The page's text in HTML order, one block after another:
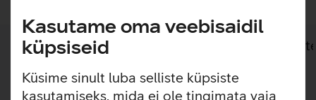
Kasutame oma veebisaidil
küpsiseid
Küsime sinult luba selliste küpsiste
kasutamiseks, mida ei ole tingimata vaja
Lisainfo
Lisainfo